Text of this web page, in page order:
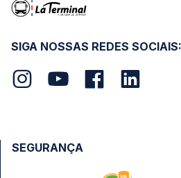
SIGA NOSSAS REDES SOCIAIS:
SEGURANÇA